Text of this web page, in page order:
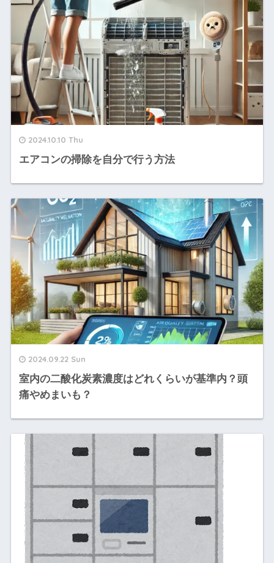
2024.10.10 Thu
エアコンの掃除を自分で行う方法
2024.09.22 Sun
室内の二酸化炭素濃度はどれくらいが基準内？頭
痛やめまいも？